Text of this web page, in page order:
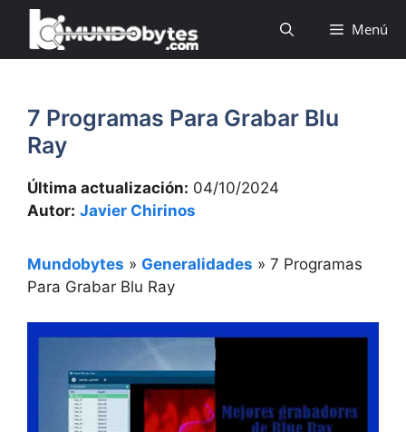
Saltar
contenido
Menú
7 Programas Para Grabar Blu
Ray
Última actualización: 04/10/2024
Autor: Javier Chirinos
Mundobytes » Generalidades » 7 Programas
Para Grabar Blu Ray